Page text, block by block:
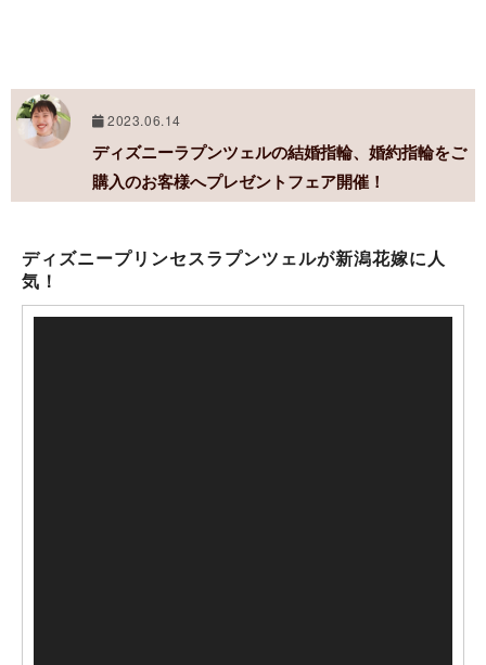
2023.06.14
ディズニーラプンツェルの結婚指輪、婚約指輪をご
購入のお客様へプレゼントフェア開催！
ディズニープリンセスラプンツェルが新潟花嫁に人
気！